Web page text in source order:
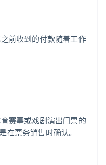
前收到的付款随着工作
赛事或戏剧演出门票的
在票务销售时确认。